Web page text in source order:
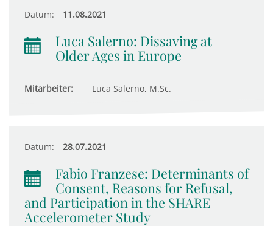
Datum: 11.08.2021
Luca Salerno: Dissaving at
Older Ages in Europe
Mitarbeiter: Luca Salerno, M.Sc.
Datum: 28.07.2021
Fabio Franzese: Determinants of
Consent, Reasons for Refusal,
and Participation in the SHARE
Accelerometer Study